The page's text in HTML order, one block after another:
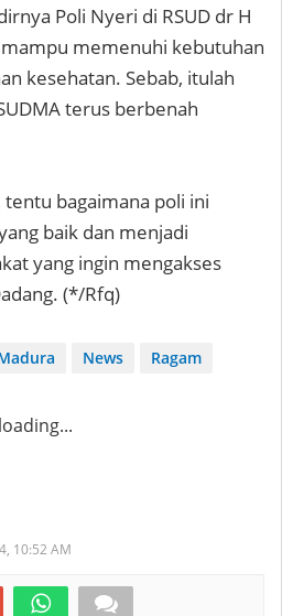
Poli Nyeri di RSUD dr H
memenuhi kebutuhan
kesehatan. Sebab, itulah
terus berbenah
bagaimana poli ini
baik dan menjadi
yang ingin mengakses
(*/Rfq)
News Ragam
loading...
10:52 AM